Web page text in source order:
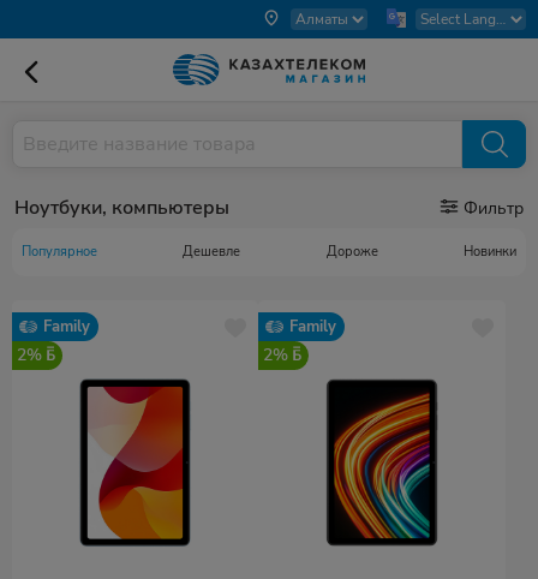
Ноутбуки, компьютеры Фильтр
Популярное Дешевле Дороже Новинки
Family
2%
Family
2%